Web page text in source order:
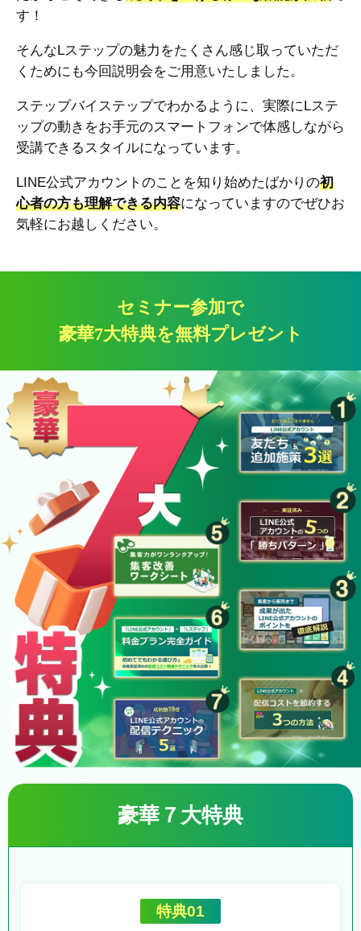
す！
そんなLステップの魅力をたくさん感じ取っていただ
くためにも今回説明会をご用意いたしました。
ステップバイステップでわかるように、実際にLステ
ップの動きをお手元のスマートフォンで体感しながら
受講できるスタイルになっています。
LINE公式アカウントのことを知り始めたばかりの初
心者の方も理解できる内容になっていますのでぜひお
気軽にお越しください。
セミナー参加で
豪華7大特典を無料プレゼント
豪華７大特典
特典01